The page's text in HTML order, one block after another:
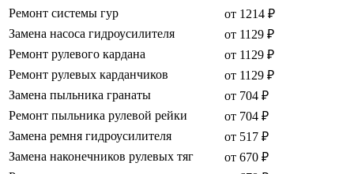
Ремонт системы гур
от 1214 ₽
Замена насоса гидроусилителя
от 1129 ₽
Ремонт рулевого кардана
от 1129 ₽
Ремонт рулевых карданчиков
от 1129 ₽
Замена пыльника гранаты
от 704 ₽
Ремонт пыльника рулевой рейки
от 704 ₽
Замена ремня гидроусилителя
от 517 ₽
Замена наконечников рулевых тяг
от 670 ₽